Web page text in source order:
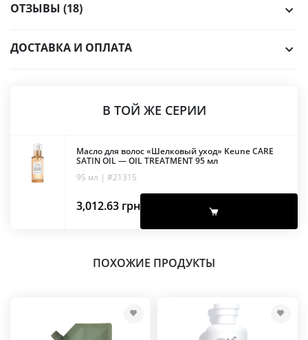
ОТЗЫВЫ (18)
ДОСТАВКА И ОПЛАТА
В ТОЙ ЖЕ СЕРИИ
Масло для волос «Шелковый уход» Keune CARE
SATIN OIL — OIL TREATMENT 95 мл
95 мл | #21315
3,012.63 грн
ПОХОЖИЕ ПРОДУКТЫ